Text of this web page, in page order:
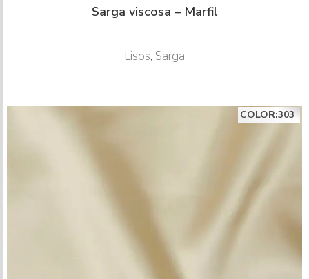
Sarga viscosa – Marfil
Lisos, Sarga
COLOR:303